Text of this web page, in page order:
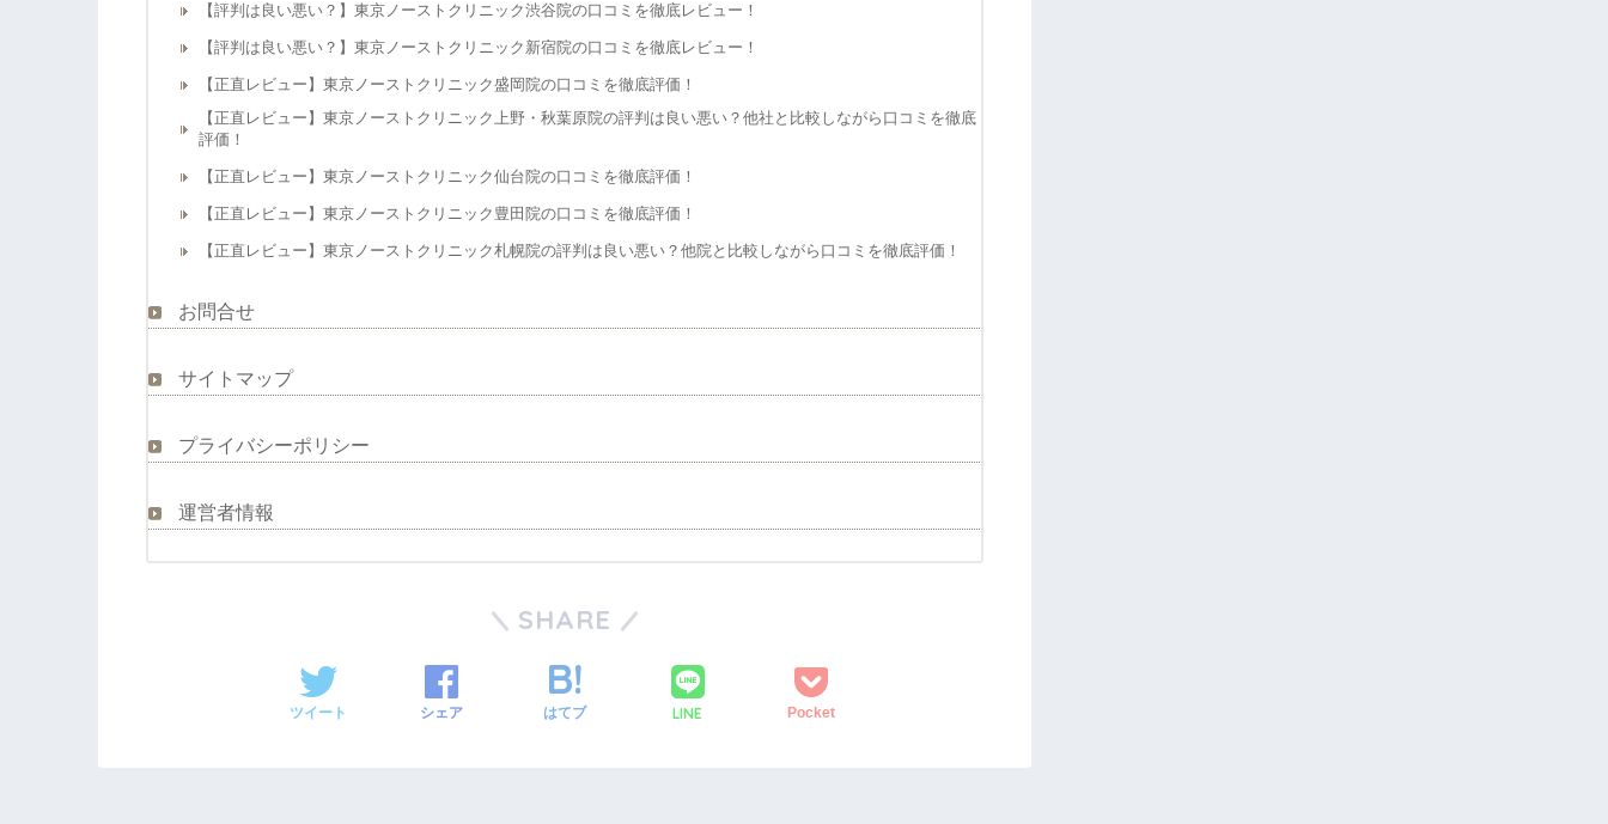
【評判は良い悪い？】東京ノーストクリニック渋谷院の口コミを徹底レビュー！
【評判は良い悪い？】東京ノーストクリニック新宿院の口コミを徹底レビュー！
【正直レビュー】東京ノーストクリニック盛岡院の口コミを徹底評価！
【正直レビュー】東京ノーストクリニック上野・秋葉原院の評判は良い悪い？他社と比較しながら口コミを徹底
評価！
【正直レビュー】東京ノーストクリニック仙台院の口コミを徹底評価！
【正直レビュー】東京ノーストクリニック豊田院の口コミを徹底評価！
【正直レビュー】東京ノーストクリニック札幌院の評判は良い悪い？他院と比較しながら口コミを徹底評価！
お問合せ
サイトマップ
プライバシーポリシー
運営者情報
SHARE
ツイート シェア はてブ LINE Pocket